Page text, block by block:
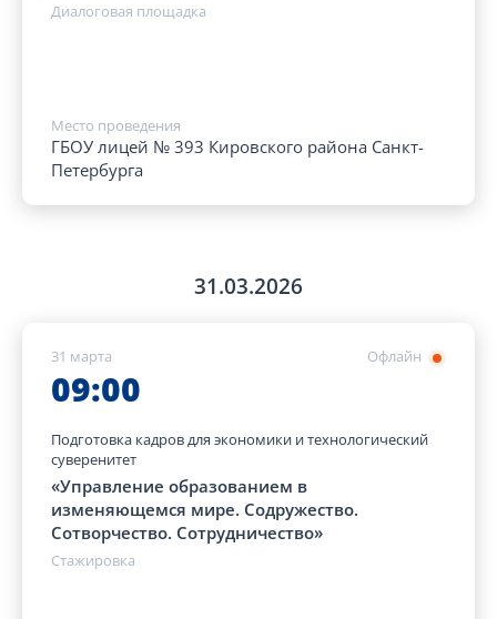
Диалоговая площадка
Место проведения
ГБОУ лицей № 393 Кировского района Санкт-
Петербурга
31.03.2026
Офлайн
31 марта
09:00
Подготовка кадров для экономики и технологический
суверенитет
«Управление образованием в
изменяющемся мире. Содружество.
Сотворчество. Сотрудничество»
Стажировка